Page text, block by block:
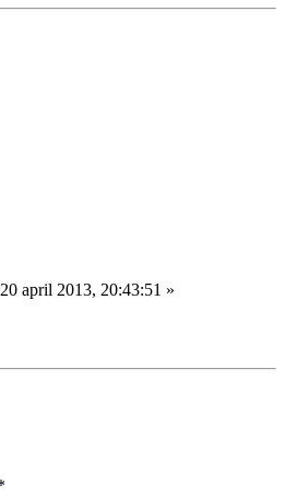
20 april 2013, 20:43:51 »